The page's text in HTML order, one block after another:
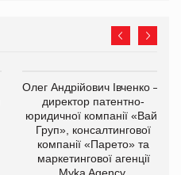
Олег Андрійович Івченко —
директор патентно-
юридичної компанії «Вайз
Груп», консалтингової
компанії «Парето» та
маркетингової агенції
Myka Agency.